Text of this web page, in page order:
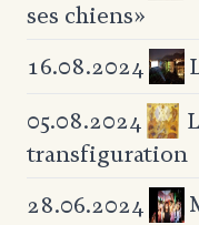
ses chiens»
16.08.2024
05.08.2024
transfiguration
28.06.2024